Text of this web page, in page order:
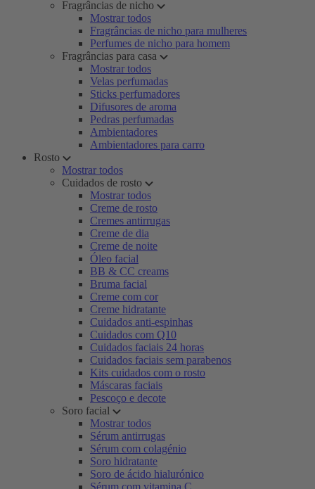
Fragrâncias de nicho
Mostrar todos
Fragrâncias de nicho para mulheres
Perfumes de nicho para homem
Fragrâncias para casa
Mostrar todos
Velas perfumadas
Sticks perfumadores
Difusores de aroma
Pedras perfumadas
Ambientadores
Ambientadores para carro
Rosto
Mostrar todos
Cuidados de rosto
Mostrar todos
Creme de rosto
Cremes antirrugas
Creme de dia
Creme de noite
Óleo facial
BB & CC creams
Bruma facial
Creme com cor
Creme hidratante
Cuidados anti-espinhas
Cuidados com Q10
Cuidados faciais 24 horas
Cuidados faciais sem parabenos
Kits cuidados com o rosto
Máscaras faciais
Pescoço e decote
Soro facial
Mostrar todos
Sérum antirrugas
Sérum com colagénio
Soro hidratante
Soro de ácido hialurónico
Sérum com vitamina C